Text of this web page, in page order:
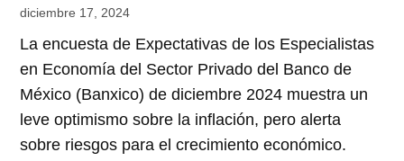
diciembre 17, 2024
La encuesta de Expectativas de los Especialistas
en Economía del Sector Privado del Banco de
México (Banxico) de diciembre 2024 muestra un
leve optimismo sobre la inflación, pero alerta
sobre riesgos para el crecimiento económico.